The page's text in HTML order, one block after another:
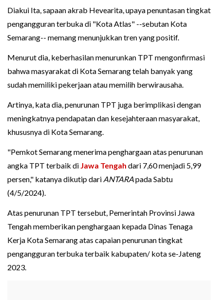
Diakui Ita, sapaan akrab Hevearita, upaya penuntasan tingkat
pengangguran terbuka di "Kota Atlas" --sebutan Kota
Semarang-- memang menunjukkan tren yang positif.
Menurut dia, keberhasilan menurunkan TPT mengonfirmasi
bahwa masyarakat di Kota Semarang telah banyak yang
sudah memiliki pekerjaan atau memilih berwirausaha.
Artinya, kata dia, penurunan TPT juga berimplikasi dengan
meningkatnya pendapatan dan kesejahteraan masyarakat,
khususnya di Kota Semarang.
"Pemkot Semarang menerima penghargaan atas penurunan
angka TPT terbaik di Jawa Tengah dari 7,60 menjadi 5,99
persen," katanya dikutip dari ANTARApada Sabtu
(4/5/2024).
Atas penurunan TPT tersebut, Pemerintah Provinsi Jawa
Tengah memberikan penghargaan kepada Dinas Tenaga
Kerja Kota Semarang atas capaian penurunan tingkat
pengangguran terbuka terbaik kabupaten/ kota se-Jateng
2023.